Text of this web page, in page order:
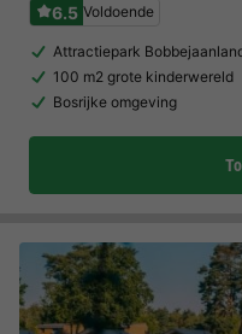
6.5 Voldoende
Attractiepark
100 m2 grote kinderwereld
Bosrijke omgeving